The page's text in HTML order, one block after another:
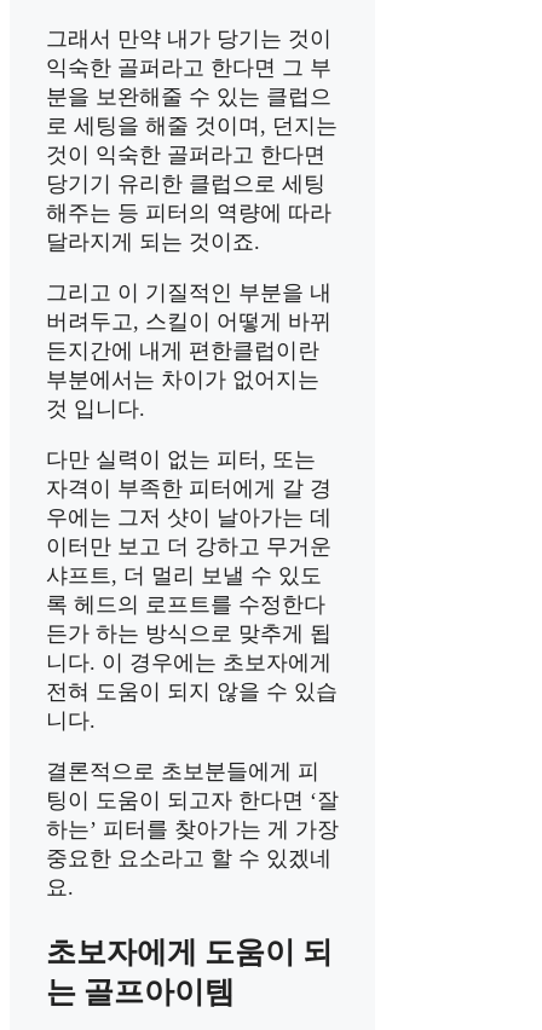
그래서 만약 내가 당기는 것이
익숙한 골퍼라고 한다면 그 부
분을 보완해줄 수 있는 클럽으
로 세팅을 해줄 것이며, 던지는
것이 익숙한 골퍼라고 한다면
당기기 유리한 클럽으로 세팅
해주는 등 피터의 역량에 따라
달라지게 되는 것이죠.
그리고 이 기질적인 부분을 내
버려두고, 스킬이 어떻게 바뀌
든지간에 내게 편한클럽이란
부분에서는 차이가 없어지는
것 입니다.
다만 실력이 없는 피터, 또는
자격이 부족한 피터에게 갈 경
우에는 그저 샷이 날아가는 데
이터만 보고 더 강하고 무거운
샤프트, 더 멀리 보낼 수 있도
록 헤드의 로프트를 수정한다
든가 하는 방식으로 맞추게 됩
니다. 이 경우에는 초보자에게
전혀 도움이 되지 않을 수 있습
니다.
결론적으로 초보분들에게 피
팅이 도움이 되고자 한다면 ‘잘
하는’ 피터를 찾아가는 게 가장
중요한 요소라고 할 수 있겠네
요.
초보자에게 도움이 되
는 골프아이템